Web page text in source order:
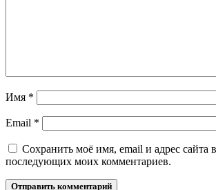
Имя *
Email *
Сохранить моё имя, email и адрес сайта
последующих моих комментариев.